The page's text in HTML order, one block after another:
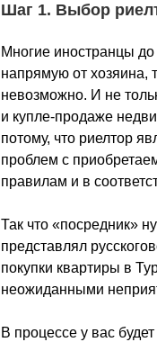
Шаг 1. Выбор
Многие иностранцы до
напрямую от хозяина,
невозможно. И не
и купле-продаже
потому, что риелтор
проблем с
правилам и в
Так что «посредник»
представлял
покупки квартиры в
неожиданными
В процессе у вас